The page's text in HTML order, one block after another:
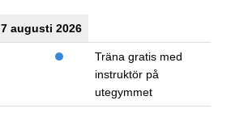
7 augusti 2026
Träna gratis med
instruktör på
utegymmet